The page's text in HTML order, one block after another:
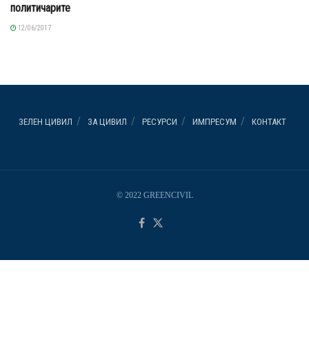
политичарите
12/06/2017
ЗЕЛЕН ЦИВИЛ ЗА ЦИВИЛ РЕСУРСИ ИМПРЕСУМ КОНТАКТ
© 2022 GREENCIVIL